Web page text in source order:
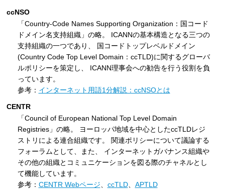
ccNSO
「Country-Code Names Supporting Organization：国コード
ドメイン名支持組織」の略。 ICANNの基本構造となる三つの
支持組織の一つであり、 国コードトップレベルドメイン
(Country Code Top Level Domain：ccTLD)に関するグローバ
ルポリシーを策定し、 ICANN理事会への勧告を行う役割を負
っています。
参考： インターネット用語1分解説：ccNSOとは
CENTR
「Council of European National Top Level Domain
Registries」の略。 ヨーロッパ地域を中心としたccTLDレジ
ストリによる連合組織です。 関連ポリシーについて議論する
フォーラムとして、また、 インターネットガバナンス組織や
その他の組織とコミュニケーションを図る際のチャネルとし
て機能しています。
参考： CENTR Webページ ccTLD、 APTLD